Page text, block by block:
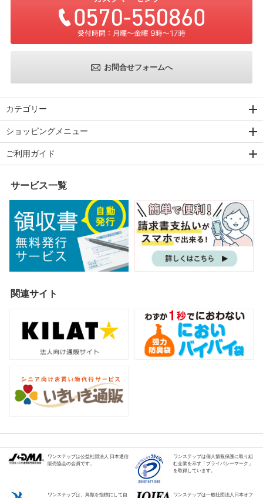
お問合せフォームへ
カテゴリー
ショッピングメニュー
ご利用ガイド
サービス一覧
関連サイト
ワンステップは公益社団法人 日本通信
販売協会の会員です。
ワンステップは個人情報保護に取り組
む企業を示す「プライバシーマーク」
を取得しています。
ワンステップは、鳥類を指標にして自 ワンステップは一般社団法人日本オフ